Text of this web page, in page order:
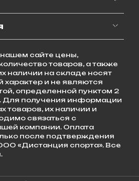
сайте цены,
товаров, а также
наличии на складе носят
характер и не являются
определенной пунктом 2
Для получения информации
товаров, их наличии и
связаться с
компании. Оплата
после подтверждения
«Дистанция спорта». Все